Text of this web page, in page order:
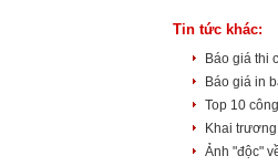
Tin tức khác:
Báo giá thi
Báo giá in
Top 10
Khai
Ảnh "độc"